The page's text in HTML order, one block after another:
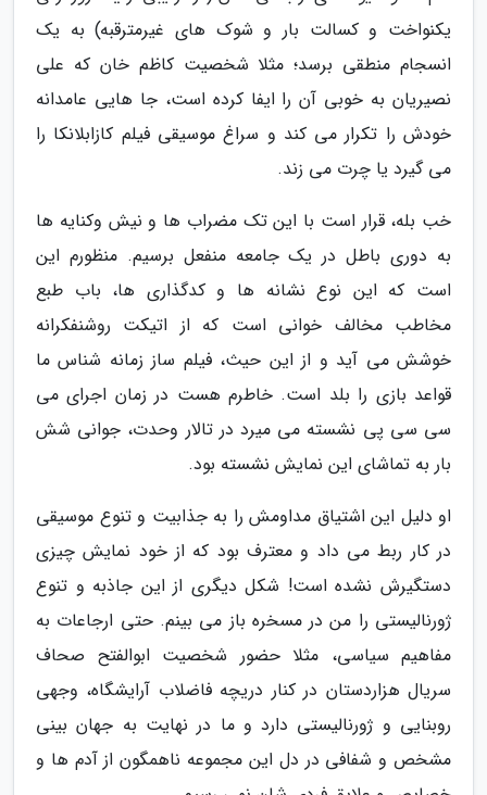
یکنواخت و کسالت بار و شوک های غیرمترقبه) به یک
انسجام منطقی برسد؛ مثلا شخصیت کاظم خان که علی
نصیریان به خوبی آن را ایفا کرده است، جا هایی عامدانه
خودش را تکرار می کند و سراغ موسیقی فیلم کازابلانکا را
می گیرد یا چرت می زند.
خب بله، قرار است با این تک مضراب ها و نیش وکنایه ها
به دوری باطل در یک جامعه منفعل برسیم. منظورم این
است که این نوع نشانه ها و کدگذاری ها، باب طبع
مخاطب مخالف خوانی است که از اتیکت روشنفکرانه
خوشش می آید و از این حیث، فیلم ساز زمانه شناس ما
قواعد بازی را بلد است. خاطرم هست در زمان اجرای می
سی سی پی نشسته می میرد در تالار وحدت، جوانی شش
بار به تماشای این نمایش نشسته بود.
او دلیل این اشتیاق مداومش را به جذابیت و تنوع موسیقی
در کار ربط می داد و معترف بود که از خود نمایش چیزی
دستگیرش نشده است! شکل دیگری از این جاذبه و تنوع
ژورنالیستی را من در مسخره باز می بینم. حتی ارجاعات به
مفاهیم سیاسی، مثلا حضور شخصیت ابوالفتح صحاف
سریال هزاردستان در کنار دریچه فاضلاب آرایشگاه، وجهی
روبنایی و ژورنالیستی دارد و ما در نهایت به جهان بینی
مشخص و شفافی در دل این مجموعه ناهمگون از آدم ها و